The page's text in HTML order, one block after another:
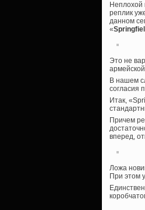
Неплохой
реплик
данном
«
Это не
В нашем
согласия
Итак,
Причем
вперед,
Ложа
При этом